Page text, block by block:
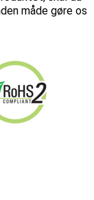
måde gøre os